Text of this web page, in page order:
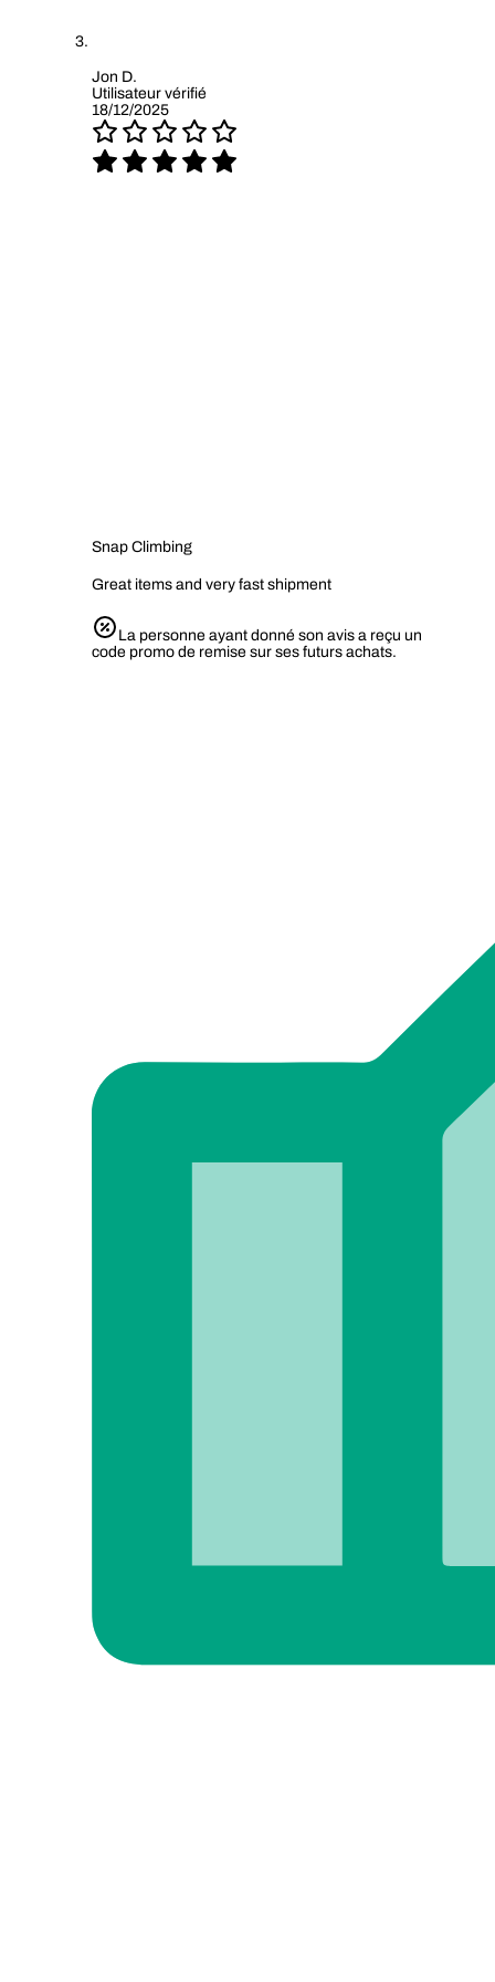
Jon D.
Utilisateur vérifié
18/12/2025
Snap Climbing
Great items and very fast shipment
La personne ayant donné son avis a reçu un
code promo de remise sur ses futurs achats.